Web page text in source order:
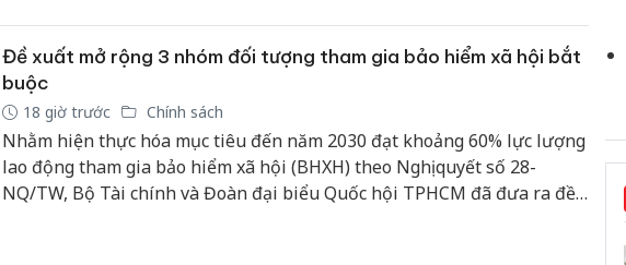
Đề xuất mở rộng 3 nhóm đối tượng tham gia bảo hiểm xã hội bắt
buộc
18 giờ trước Chính sách
Nhằm hiện thực hóa mục tiêu đến năm 2030 đạt khoảng 60% lực lượng
lao động tham gia bảo hiểm xã hội (BHXH) theo Nghị quyết số 28-
NQ/TW, Bộ Tài chính và Đoàn đại biểu Quốc hội TPHCM đã đưa ra đề